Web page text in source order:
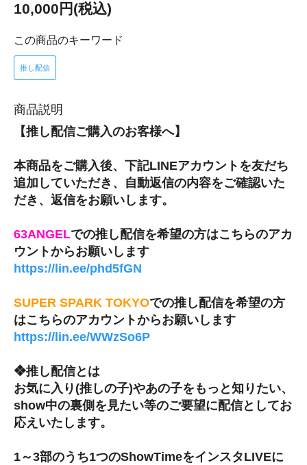
10,000円(税込)
この商品のキーワード
推し配信
商品説明
【推し配信ご購入のお客様へ】
本商品をご購入後、下記LINEアカウントを友だち
追加していただき、自動返信の内容をご確認いた
だき、返信をお願いします。
63ANGELでの推し配信を希望の方はこちらのアカ
ウントからお願いします
https://lin.ee/phd5fGN
SUPER SPARK TOKYOでの推し配信を希望の方
はこちらのアカウントからお願いします
https://lin.ee/WWzSo6P
❖推し配信とは
お気に入り(推しの子)やあの子をもっと知りたい、
show中の裏側を見たい等のご要望に配信としてお
応えいたします。
1～3部のうち1つのShowTimeをインスタLIVEに